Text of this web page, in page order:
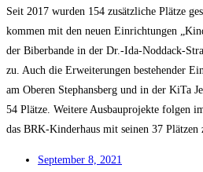
Seit 2017 wur­den 154 zusätz­li­che Plät­ze
kom­men mit den neu­en Ein­rich­tun­gen
der Biber­ban­de in der Dr.-Ida-Noddack-
zu. Auch die Erwei­te­run­gen bestehen­der
am Obe­ren Ste­phans­berg und in der KiTa
54 Plät­ze. Wei­te­re Aus­bau­pro­jek­te fol­gen
das BRK-Kin­der­haus mit sei­nen 37 Plät­zen
Sep­tem­ber 8, 2021